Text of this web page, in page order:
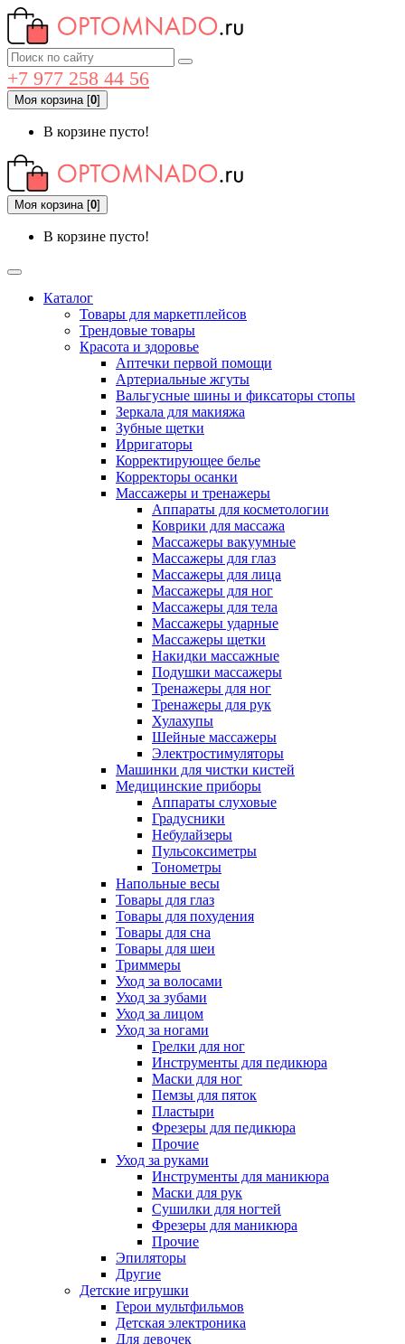
+7 977 258 44 56
Моя корзина[0]
В корзине пусто!
Моя корзина[0]
В корзине пусто!
Каталог
Товары для маркетплейсов
Трендовые товары
Красота и здоровье
Аптечки первой помощи
Артериальные жгуты
Вальгусные шины и фиксаторы стопы
Зеркала для макияжа
Зубные щетки
Ирригаторы
Корректирующее белье
Корректоры осанки
Массажеры и тренажеры
Аппараты для косметологии
Коврики для массажа
Массажеры вакуумные
Массажеры для глаз
Массажеры для лица
Массажеры для ног
Массажеры для тела
Массажеры ударные
Массажеры щетки
Накидки массажные
Подушки массажеры
Тренажеры для ног
Тренажеры для рук
Хулахупы
Шейные массажеры
Электростимуляторы
Машинки для чистки кистей
Медицинские приборы
Аппараты слуховые
Градусники
Небулайзеры
Пульсоксиметры
Тонометры
Напольные весы
Товары для глаз
Товары для похудения
Товары для сна
Товары для шеи
Триммеры
Уход за волосами
Уход за зубами
Уход за лицом
Уход за ногами
Грелки для ног
Инструменты для педикюра
Маски для ног
Пемзы для пяток
Пластыри
Фрезеры для педикюра
Прочие
Уход за руками
Инструменты для маникюра
Маски для рук
Сушилки для ногтей
Фрезеры для маникюра
Прочие
Эпиляторы
Другие
Детские игрушки
Герои мультфильмов
Детская электроника
Для девочек